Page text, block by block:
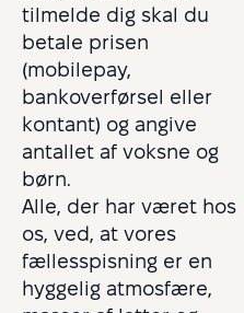
tilmelde dig skal du
betale prisen
(mobilepay,
bankoverførsel eller
kontant) og angive
antallet af voksne og
børn.
Alle, der har været hos
os, ved, at vores
fællesspisning er en
hyggelig atmosfære,